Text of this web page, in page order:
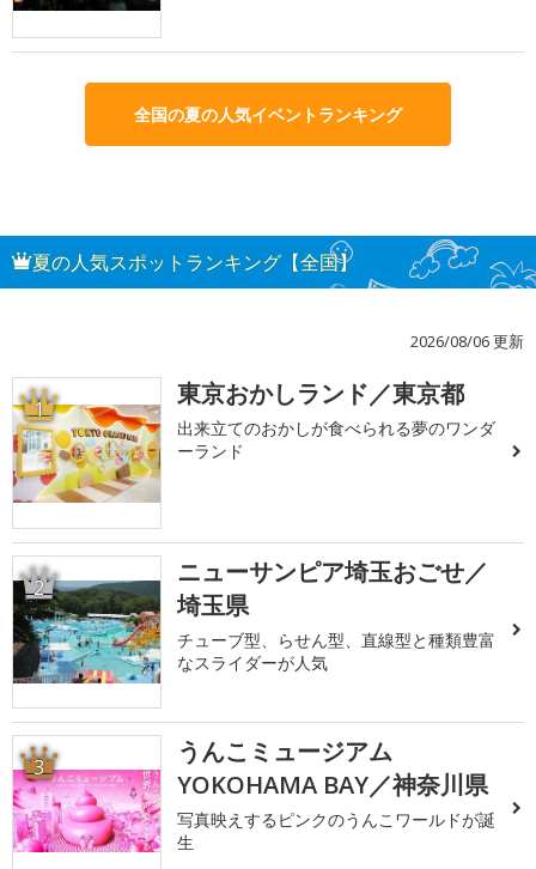
全国の夏の人気イベントランキング
夏の人気スポットランキング【全国】
2026/08/06 更新
1 東京おかしランド／東京都
出来立てのおかしが食べられる夢のワンダ
ーランド
2
ニューサンピア埼玉おごせ／
埼玉県
チューブ型、らせん型、直線型と種類豊富
なスライダーが人気
3
うんこミュージアム
YOKOHAMA BAY／神奈川県
写真映えするピンクのうんこワールドが誕
生